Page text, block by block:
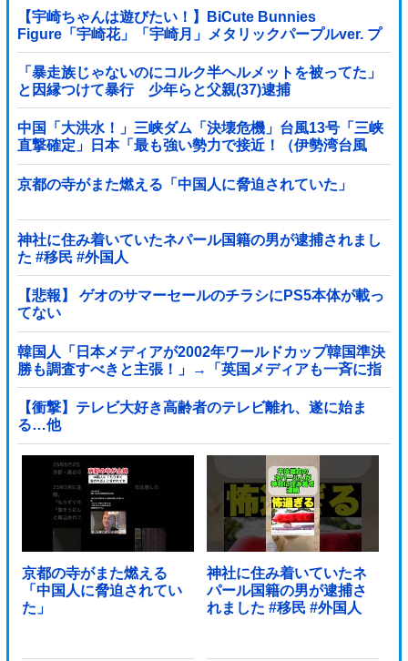
【宇崎ちゃんは遊びたい！】BiCute Bunnies
Figure「宇崎花」「宇崎月」メタリックパープルver. プ
ライズフィギュア【ラウンドワン限定で展開決定】
「暴走族じゃないのにコルク半ヘルメットを被ってた」
と因縁つけて暴行 少年らと父親(37)逮捕
中国「大洪水！」三峡ダム「決壊危機」台風13号「三峡
直撃確定」日本「最も強い勢力で接近！（伊勢湾台風
級」台風13号と15号「中国本土でぶつかり合...
京都の寺がまた燃える「中国人に脅迫されていた」
神社に住み着いていたネパール国籍の男が逮捕されまし
た #移民 #外国人
【悲報】 ゲオのサマーセールのチラシにPS5本体が載っ
てない
韓国人「日本メディアが2002年ワールドカップ韓国準決
勝も調査すべきと主張！」→「英国メディアも一斉に指
摘‥」
【衝撃】テレビ大好き高齢者のテレビ離れ、遂に始ま
る…他
京都の寺がまた燃える
「中国人に脅迫されてい
た」
神社に住み着いていたネ
パール国籍の男が逮捕さ
れました #移民 #外国人